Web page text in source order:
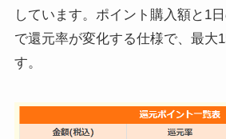
しています。ポイント購入額と1
で還元率が変化する仕様で、最大
す。